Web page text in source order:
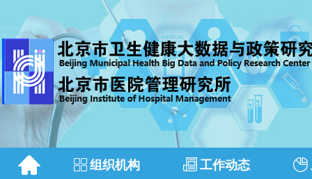
组织机构 工作动态